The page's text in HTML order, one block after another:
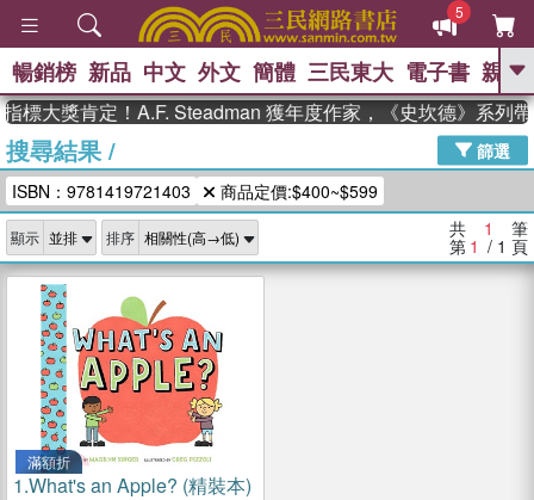
5
GO
高希均教授回憶錄
、 The Odyssey 、 父親節 、 如果歷
史是一群喵 、 暑期推薦
獎 臺灣漫遊錄 、 方念華 、 台灣的李
登輝時代
數學女孩：黎曼猜想 、
偉大的迷走神經
暢銷榜 新品 中文 外文 簡體 三民東大 電子書 親子
標大獎肯定！A.F. Steadman 獲年度作家，《史坎德》系列
搜尋結果/
篩選
ISBN：9781419721403
商品定價:$400~$599
顯示 排序 共 1 筆
第 1 / 1 頁
滿額折
1.What's an Apple? (精裝本)